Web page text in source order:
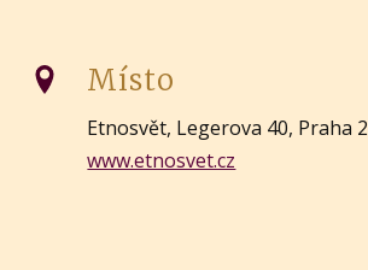
Místo
Etnosvět, Legerova 40, Praha 2
www.etnosvet.cz